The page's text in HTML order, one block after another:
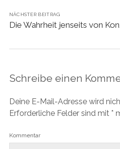
NÄCHSTER BEITRAG
Die Wahrheit jenseits von
Schreibe einen
Deine E-Mail-Adresse wird
Erforderliche Felder sind mit *
Kommentar